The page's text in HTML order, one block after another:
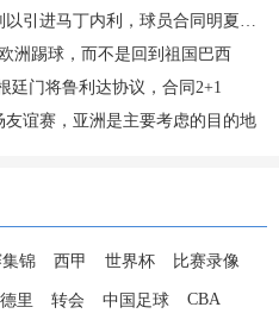
进马丁内利，球员合同明夏到期
洲踢球，而不是回到祖国巴西
廷门将鲁利达协议，合同2+1
谊赛，亚洲是主要考虑的目的地
集锦 西甲 世界杯 比赛录像
里 转会 中国足球 CBA